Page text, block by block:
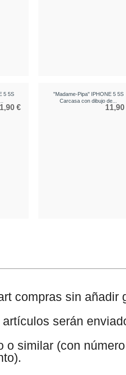
5 5S
€
"Madame-Pipa" IPHONE 5 5S
Carcasa con dibujo de...
11,90
compras sin añadir
artículos serán
o similar (con